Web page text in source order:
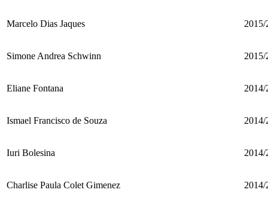
Marcelo Dias Jaques
Simone Andrea Schwinn 2015/
Eliane Fontana 2014/
Ismael Francisco de Souza 2014/
Iuri Bolesina 2014/
Charlise Paula Colet Gimenez 2014/